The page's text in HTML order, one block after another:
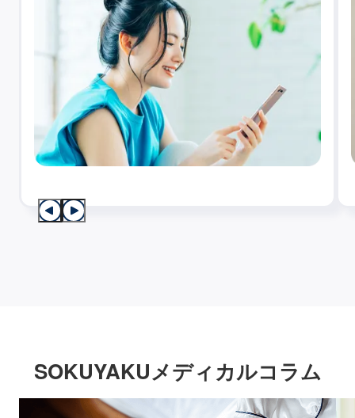
SOKUYAKUメディカルコラム